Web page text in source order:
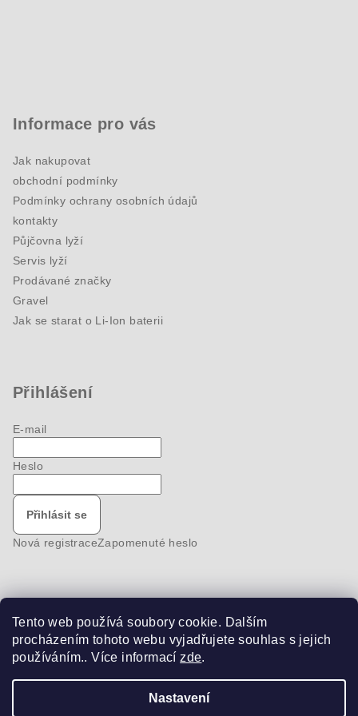
Tento web používá soubory cookie. Dalším
procházením tohoto webu vyjadřujete souhlas s jejich
používáním.. Více informacízde.
Nastavení
Informace pro vás
Jak nakupovat
obchodní podmínky
Podmínky ochrany osobních údajů
kontakty
Půjčovna lyží
Servis lyží
Prodávané značky
Gravel
Jak se starat o Li-Ion baterii
Přihlášení
E-mail
Heslo
Přihlásit se
Nová registraceZapomenuté heslo
Nákupní košík
0ks /0 Kč